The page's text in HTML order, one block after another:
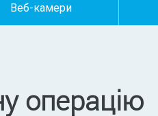
Веб-камери
операцію